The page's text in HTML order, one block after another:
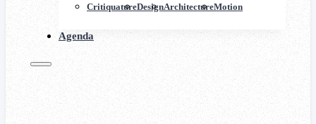
CritiquatureDesignArchitectureMotion
Agenda